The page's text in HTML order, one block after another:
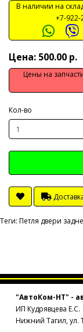
В наличии на
+7-922-
Цена: 500.00 р.
Цены на
Кол-во
Теги: Петля двери
"АвтоКом-НТ" -
ИП Кудрявцева Е.С.
Нижний Тагил, ул.